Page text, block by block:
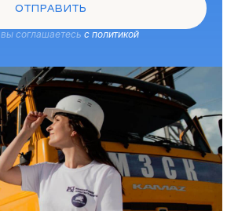
ОТПРАВИТЬ
соглашаетесь с политикой